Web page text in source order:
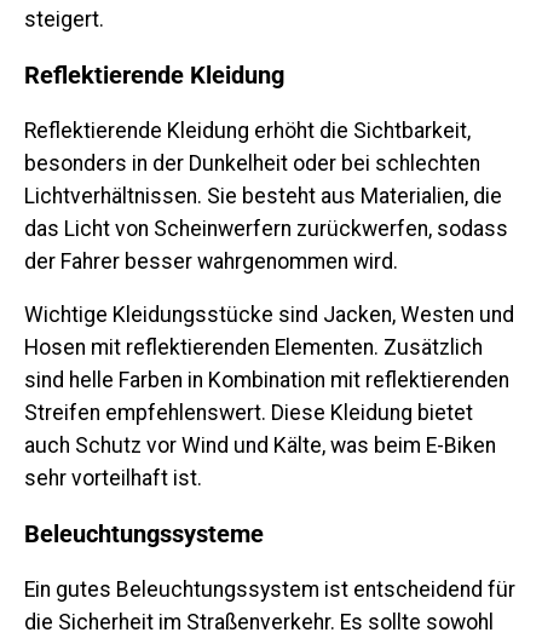
steigert.
Reflektierende Kleidung
Reflektierende Kleidung erhöht die Sichtbarkeit,
besonders in der Dunkelheit oder bei schlechten
Lichtverhältnissen. Sie besteht aus Materialien, die
das Licht von Scheinwerfern zurückwerfen, sodass
der Fahrer besser wahrgenommen wird.
Wichtige Kleidungsstücke sind Jacken, Westen und
Hosen mit reflektierenden Elementen. Zusätzlich
sind helle Farben in Kombination mit reflektierenden
Streifen empfehlenswert. Diese Kleidung bietet
auch Schutz vor Wind und Kälte, was beim E-Biken
sehr vorteilhaft ist.
Beleuchtungssysteme
Ein gutes Beleuchtungssystem ist entscheidend für
die Sicherheit im Straßenverkehr. Es sollte sowohl